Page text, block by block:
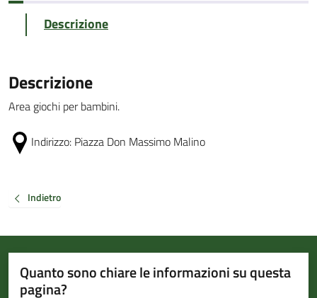
Descrizione
Descrizione
Area giochi per bambini.
Indirizzo: Piazza Don Massimo Malino
Indietro
Quanto sono chiare le informazioni su questa
pagina?